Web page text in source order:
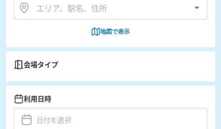
地図で表示
会場タイプ
利用日時